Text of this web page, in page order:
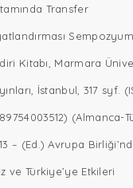
Transfer
Kitabı, Marmara
İstanbul, 317 syf.
(Almanca-
– (Ed.) Avrupa
ve Türkiye’ye Etkileri